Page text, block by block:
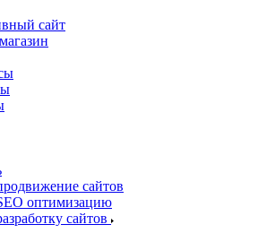
сайт
сайтов
оптимизацию
сайтов